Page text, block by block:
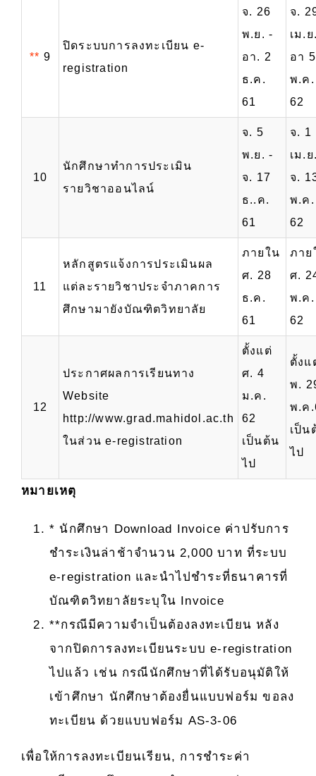
** 9
ปิดระบบการลงทะเบียน e-
registration
จ. 26
พ.ย. -
อา. 2
ธ.ค.
61
จ.
เม.
อา 5
พ.ค.
62
10
นักศึกษาทำการประเมิน
รายวิชาออนไลน์
จ. 5
พ.ย. -
จ. 17
ธ..ค.
61
จ. 1
เม.
จ.
พ.ค.
62
11
หลักสูตรแจ้งการประเมินผล
แต่ละรายวิชาประจำภาคการ
ศึกษามายังบัณฑิตวิทยาลัย
ภายใน
ศ. 28
ธ.ค.
61
ภาย
ศ.
พ.ค.
62
12
ประกาศผลการเรียนทาง
Website
http://www.grad.mahidol.ac.th
ในส่วน e-registration
ตั้งแต่
ศ. 4
ม.ค.
62
เป็นต้น
ไป
ตั้งแ
พ.
พ.ค
เป็น
ไป
หมายเหตุ
* นักศึกษา Download Invoice ค่าปรับการ
ชำระเงินล่าช้าจำนวน 2,000 บาท ที่ระบบ
e-registration และนำไปชำระที่ธนาคารที่
บัณฑิตวิทยาลัยระบุใน Invoice
**กรณีมีความจำเป็นต้องลงทะเบียน หลัง
จากปิดการลงทะเบียนระบบ e-registration
ไปแล้ว เช่น กรณีนักศึกษาที่ได้รับอนุมัติให้
เข้าศึกษา นักศึกษาต้องยื่นแบบฟอร์ม ขอลง
ทะเบียน ด้วยแบบฟอร์ม AS-3-06
เพื่อให้การลงทะเบียนเรียน, การชำระค่า